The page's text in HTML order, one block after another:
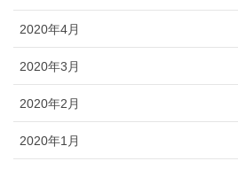
2020年4月
2020年3月
2020年2月
2020年1月